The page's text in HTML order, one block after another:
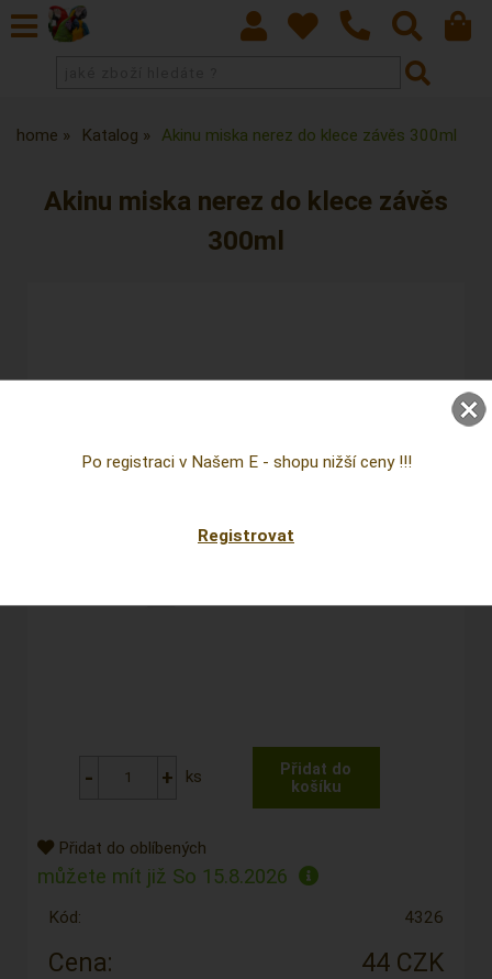
home Katalog Akinu miska nerez do klece závěs 300ml
Akinu miska nerez do klece závěs
300ml
ks
Přidat do oblíbených
můžete mít již So 15.8.2026
Kód: 4326
Cena: 44 CZK
Po registraci v Našem E - shopu nižší ceny !!!
Registrovat